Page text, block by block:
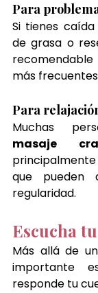
Para
Si tienes
de grasa o
recomendable
más
Para
que pueden
regularidad.
Escucha
Más allá de
importante
responde tu